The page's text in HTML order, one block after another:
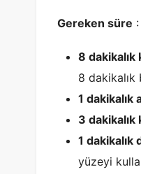
Gereken süre
8 dakikalık
8 dakikalık
1 dakikalık
3 dakikalık
1 dakikalık
yüzeyi